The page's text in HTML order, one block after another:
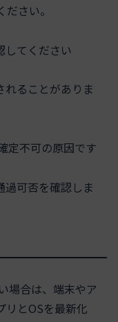
さい。
してください
れることがありま
定不可の原因です
過可否を確認しま
場合は、端末やア
リとOSを最新化